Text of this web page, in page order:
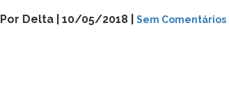
Por Delta | 10/05/2018 | Sem Comentários